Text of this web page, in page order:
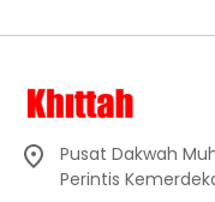
Pusat Dakwah
Perintis